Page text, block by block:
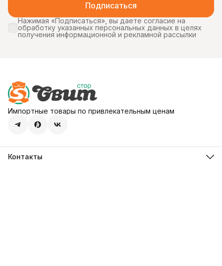
Подписаться
Нажимая «Подписаться», вы даете согласие на
обработку указанных персональных данных в целях
получения информационной и рекламной рассылки
Импортные товары по привлекательным ценам
Контакты